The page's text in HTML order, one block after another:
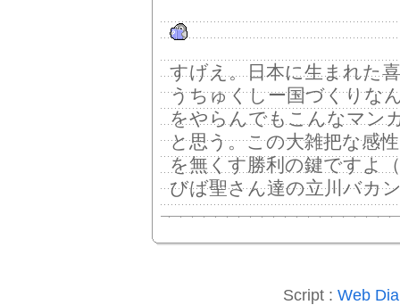
すげえ。日本に生まれた
うちゅくしー国づくりな
をやらんでもこんなマン
と思う。この大雑把な感
を無くす勝利の鍵ですよ
びば聖さん達の立川バカ
Script : Web